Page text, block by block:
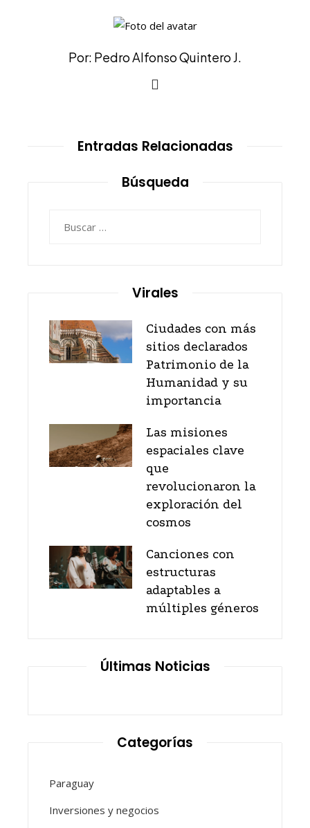
Por: Pedro Alfonso Quintero J.
Entradas Relacionadas
Búsqueda
Virales
Ciudades con más
sitios declarados
Patrimonio de la
Humanidad y su
importancia
Las misiones
espaciales clave
que
revolucionaron la
exploración del
cosmos
Canciones con
estructuras
adaptables a
múltiples géneros
Últimas Noticias
Categorías
Paraguay
Inversiones y negocios